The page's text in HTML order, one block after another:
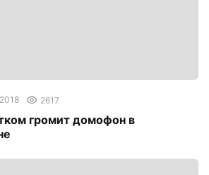
2617
громит домофон в